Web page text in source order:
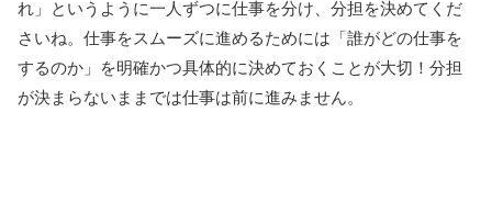
れ」というように一人ずつに仕事を分け、分担を決めてくだ
さいね。仕事をスムーズに進めるためには「誰がどの仕事を
するのか」を明確かつ具体的に決めておくことが大切！分担
が決まらないままでは仕事は前に進みません。